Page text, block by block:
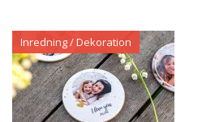
Inredning / Dekoration